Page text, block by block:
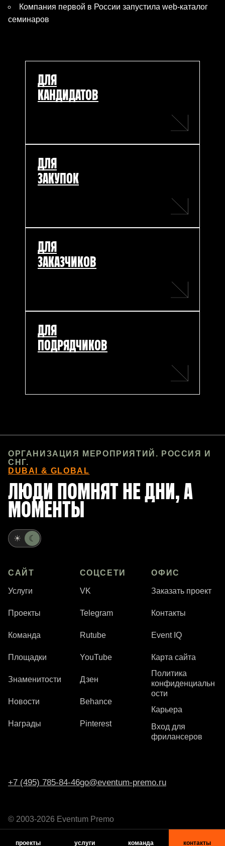
Компания первой в России запустила web-каталог
семинаров
ДЛЯ
КАНДИДАТОВ
ДЛЯ
ЗАКУПОК
ДЛЯ
ЗАКАЗЧИКОВ
ДЛЯ
ПОДРЯДЧИКОВ
ОРГАНИЗАЦИЯ МЕРОПРИЯТИЙ. РОССИЯ И
СНГ.
DUBAI & GLOBAL
ЛЮДИ ПОМНЯТ НЕ ДНИ, А
МОМЕНТЫ
☀ ☾
САЙТ
Услуги
Проекты
Команда
Площадки
Знаменитости
Новости
Награды
СОЦСЕТИ
VK
Telegram
Rutube
YouTube
Дзен
Behance
Pinterest
ОФИС
Заказать проект
Контакты
Event IQ
Карта сайта
Политика
конфиденциальн
ости
Карьера
Вход для
фрилансеров
+7 (495) 785-84-46go@eventum-premo.ru
© 2003-2026 Eventum Premo
проекты услуги команда контакты